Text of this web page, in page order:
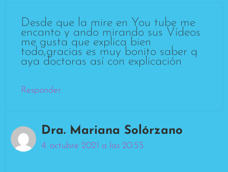
Desde que la mire en You tube me
encanto y ando mirando sus Vídeos
me gusta que explica bien
todo,gracias es muy bonito saber q
aya doctoras así con explicación
Responder
Dra. Mariana Solórzano
4. octubre 2021 a las 20:55